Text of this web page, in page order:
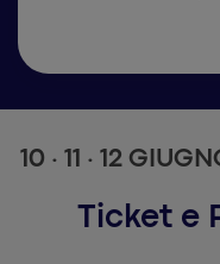
10 · 11 · 12
Ticket e